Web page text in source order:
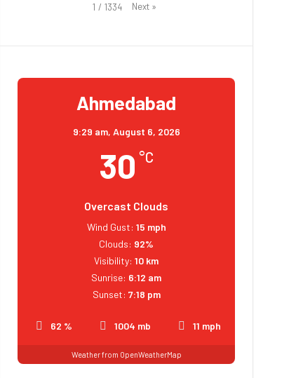
1 / 1334 Next »
Ahmedabad
9:29 am, August 6, 2026
30 °C
Overcast Clouds
62 % 1004 mb 11 mph
Wind Gust: 15 mph
Clouds: 92%
Visibility: 10 km
Sunrise: 6:12 am
Sunset: 7:18 pm
Weather from OpenWeatherMap